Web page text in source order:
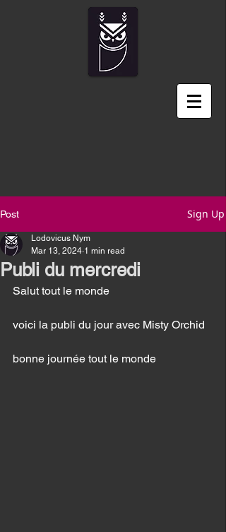
Post Sign Up
Publi du mercredi
Lodovicus Nym
Mar 13, 2024 1 min read
Salut tout le monde
voici la publi du jour avec Misty Orchid
bonne journée tout le monde